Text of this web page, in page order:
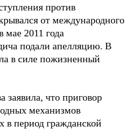
против
от международного
мае 2011 года
подали апелляцию. В
в силе пожизненный
что приговор
механизмов
в период гражданской